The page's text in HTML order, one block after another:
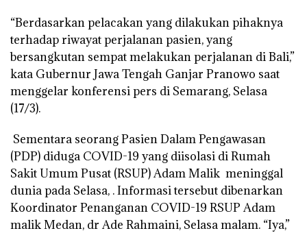
“Berdasarkan pelacakan yang dilakukan pihaknya
terhadap riwayat perjalanan pasien, yang
bersangkutan sempat melakukan perjalanan di Bali,”
kata Gubernur Jawa Tengah Ganjar Pranowo saat
menggelar konferensi pers di Semarang, Selasa
(17/3).
Sementara seorang Pasien Dalam Pengawasan
(PDP) diduga COVID-19 yang diisolasi di Rumah
Sakit Umum Pusat (RSUP) Adam Malik meninggal
dunia pada Selasa, . Informasi tersebut dibenarkan
Koordinator Penanganan COVID-19 RSUP Adam
malik Medan, dr Ade Rahmaini, Selasa malam. “Iya,”